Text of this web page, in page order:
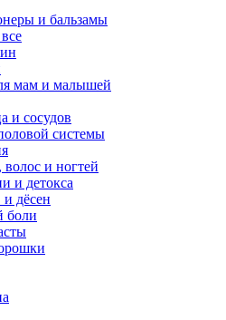
и бальзамы
мам и малышей
и сосудов
системы
и ногтей
и детокса
и дёсен
боли